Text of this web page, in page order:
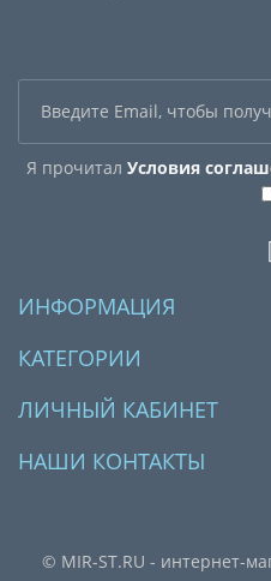
Я прочитал Условия
ИНФОРМАЦИЯ
КАТЕГОРИИ
ЛИЧНЫЙ КАБИНЕТ
НАШИ КОНТАКТЫ
© MIR-ST.RU - интернет-